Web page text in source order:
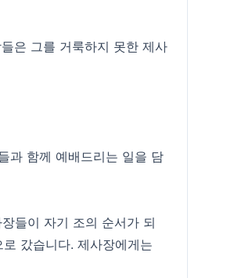
은 그를 거룩하지 못한 제사
과 함께 예배드리는 일을 담
들이 자기 조의 순서가 되
갔습니다. 제사장에게는